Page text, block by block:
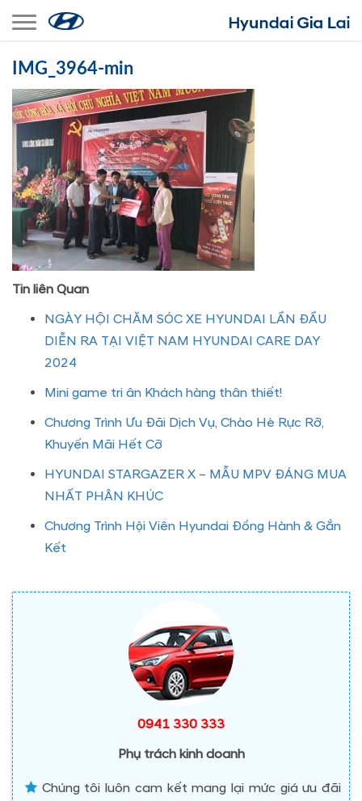
Toggle navigation
IMG_3964-min
Tin liên Quan
NGÀY HỘI CHĂM SÓC XE HYUNDAI LẦN ĐẦU
DIỄN RA TẠI VIỆT NAM HYUNDAI CARE DAY
2024
Mini game tri ân Khách hàng thân thiết!
Chương Trình Ưu Đãi Dịch Vụ, Chào Hè Rực Rỡ,
Khuyến Mãi Hết Cỡ
HYUNDAI STARGAZER X – MẪU MPV ĐÁNG MUA
NHẤT PHÂN KHÚC
Chương Trình Hội Viên Hyundai Đồng Hành & Gắn
Kết
0941 330 333
Phụ trách kinh doanh
Chúng tôi luôn cam kết mang lại mức giá ưu đãi